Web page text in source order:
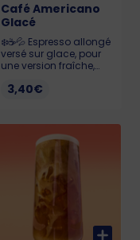
Café Americano
Glacé
❄️☕️💦 Espresso allongé
versé sur glace, pour
une version fraîche,
de votre café favori.
3,40€